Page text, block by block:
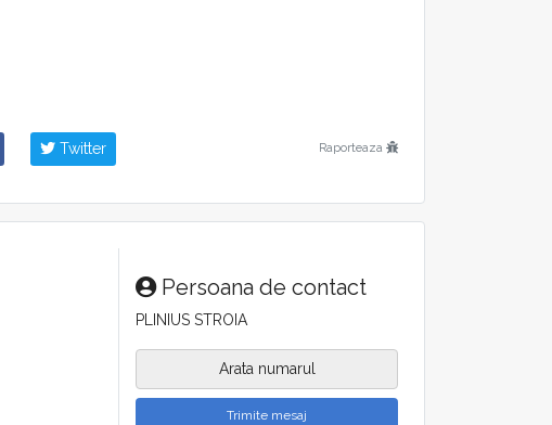
ciochinar
vă stăm la dispoziție de luni până sâmbătă
tel. +40 723 179 309
Twitter Raporteaza
Persoana de contact
PLINIUS STROIA
Arata numarul
Trimite mesaj